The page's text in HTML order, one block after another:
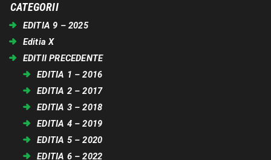
CATEGORII
EDITIA 9 – 2025
Editia X
EDITII PRECEDENTE
EDITIA 1 – 2016
EDITIA 2 – 2017
EDITIA 3 – 2018
EDITIA 4 – 2019
EDITIA 5 – 2020
EDITIA 6 – 2022